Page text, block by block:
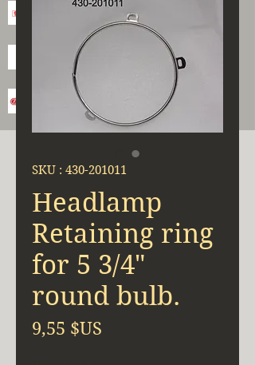
SKU : 430-201011
Headlamp
Retaining ring
for 5 3/4"
round bulb.
9,55 $US